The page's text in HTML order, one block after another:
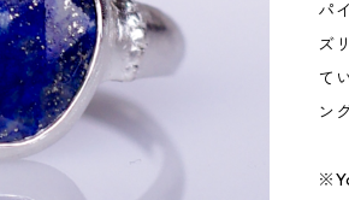
パ
ズ
て
ン